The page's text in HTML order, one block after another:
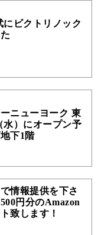
にビクトリノック
ニューヨーク 東
水）にオープン予
下1階
情報提供を下さ
円分のAmazon
致します！